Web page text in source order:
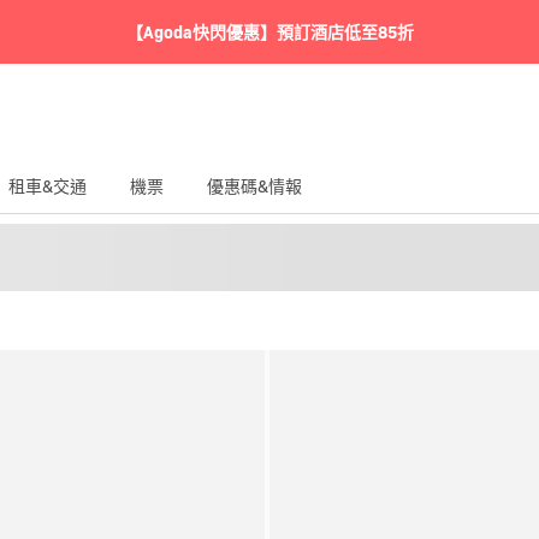
【Agoda快閃優惠】預訂酒店低至85折
租車&交通 機票 優惠碼&情報